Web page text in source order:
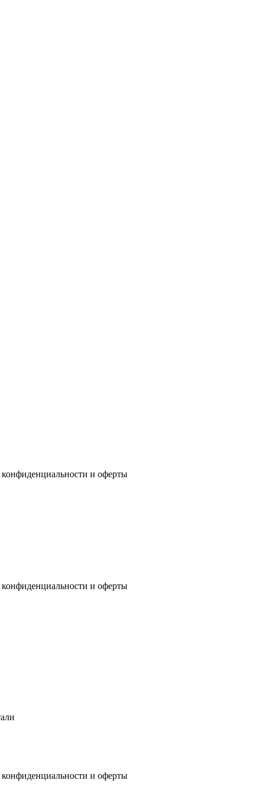
и оферты
и оферты
и оферты